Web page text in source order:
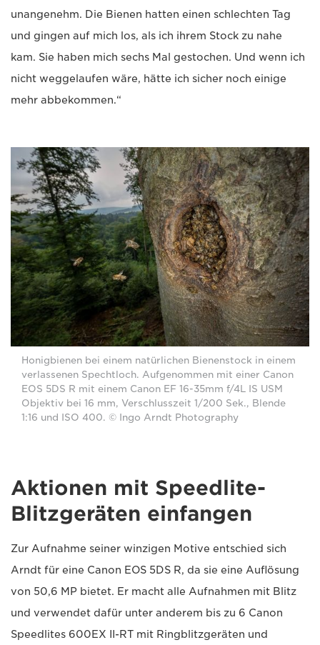
unangenehm. Die Bienen hatten einen schlechten Tag
und gingen auf mich los, als ich ihrem Stock zu nahe
kam. Sie haben mich sechs Mal gestochen. Und wenn ich
nicht weggelaufen wäre, hätte ich sicher noch einige
mehr abbekommen.“
Honigbienen bei einem natürlichen Bienenstock in einem
verlassenen Spechtloch. Aufgenommen mit einer Canon
EOS 5DS R mit einem Canon EF 16-35mm f/4L IS USM
Objektiv bei 16 mm, Verschlusszeit 1/200 Sek., Blende
1:16 und ISO 400. © Ingo Arndt Photography
Aktionen mit Speedlite-
Blitzgeräten einfangen
Zur Aufnahme seiner winzigen Motive entschied sich
Arndt für eine Canon EOS 5DS R, da sie eine Auflösung
von 50,6 MP bietet. Er macht alle Aufnahmen mit Blitz
und verwendet dafür unter anderem bis zu 6 Canon
Speedlites 600EX II-RT mit Ringblitzgeräten und